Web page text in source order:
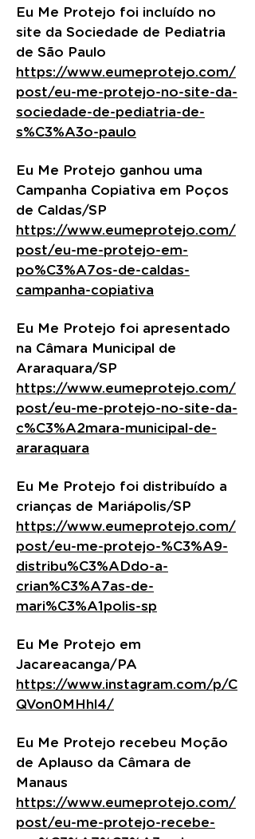
Eu Me Protejo foi incluído no
site da Sociedade de Pediatria
de São Paulo
https://www.eumeprotejo.com/
post/eu-me-protejo-no-site-da-
sociedade-de-pediatria-de-
s%C3%A3o-paulo
Eu Me Protejo ganhou uma
Campanha Copiativa em Poços
de Caldas/SP
https://www.eumeprotejo.com/
post/eu-me-protejo-em-
po%C3%A7os-de-caldas-
campanha-copiativa
Eu Me Protejo foi apresentado
na Câmara Municipal de
Araraquara/SP
https://www.eumeprotejo.com/
post/eu-me-protejo-no-site-da-
c%C3%A2mara-municipal-de-
araraquara
Eu Me Protejo foi distribuído a
crianças de Mariápolis/SP
https://www.eumeprotejo.com/
post/eu-me-protejo-%C3%A9-
distribu%C3%ADdo-a-
crian%C3%A7as-de-
mari%C3%A1polis-sp
Eu Me Protejo em
Jacareacanga/PA
https://www.instagram.com/p/C
QVon0MHhl4/
Eu Me Protejo recebeu Moção
de Aplauso da Câmara de
Manaus
https://www.eumeprotejo.com/
post/eu-me-protejo-recebe-